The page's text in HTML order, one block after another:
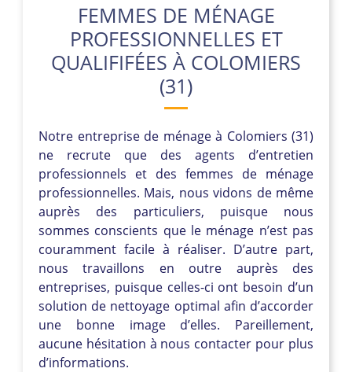
FEMMES DE MÉNAGE
PROFESSIONNELLES ET
QUALIFIFÉES À COLOMIERS
(31)
Notre entreprise de ménage à Colomiers (31)
ne recrute que des agents d’entretien
professionnels et des femmes de ménage
professionnelles. Mais, nous vidons de même
auprès des particuliers, puisque nous
sommes conscients que le ménage n’est pas
couramment facile à réaliser. D’autre part,
nous travaillons en outre auprès des
entreprises, puisque celles-ci ont besoin d’un
solution de nettoyage optimal afin d’accorder
une bonne image d’elles. Pareillement,
aucune hésitation à nous contacter pour plus
d’informations.